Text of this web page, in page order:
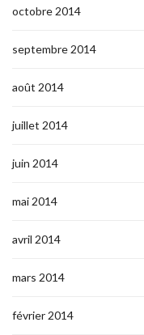
octobre 2014
septembre 2014
août 2014
juillet 2014
juin 2014
mai 2014
avril 2014
mars 2014
février 2014